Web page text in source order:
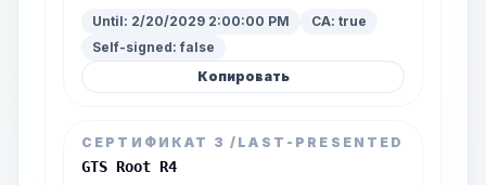
Until: 2/20/2029 2:00:00 PM CA: true
Self-signed:false
Копировать
СЕРТИФИКАТ 3 /LAST-PRESENTED
GTS Root R4